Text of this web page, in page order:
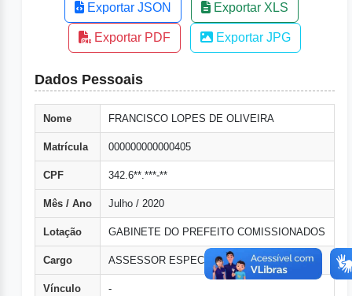
Exportar JSON Exportar XLS
Exportar PDF Exportar JPG
Dados Pessoais
Nome FRANCISCO LOPES DE OLIVEIRA
Matrícula 000000000000405
CPF 342.6**.***-**
Mês / Ano Julho / 2020
Lotação GABINETE DO PREFEITO COMISSIONADOS
Cargo ASSESSOR ESPECIAL
Vínculo -